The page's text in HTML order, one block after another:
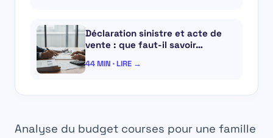
Déclaration sinistre et acte de
vente : que faut-il savoir…
44 MIN · LIRE →
Analyse du budget courses pour une famille